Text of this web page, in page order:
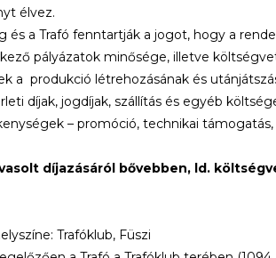
élvez.
és a Trafó fenntartják a jogot, hogy a
pályázatok minősége, illetve
a produkció létrehozásának és
díjak, jogdíjak, szállítás és egyéb
– promóció, technikai
díjazásáról bővebben, ld.
Trafóklub, Füszi